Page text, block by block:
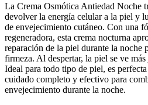
La Crema Osmótica Antiedad Noche
devolver la energía celular a la piel y
de envejecimiento cutáneo. Con una
regeneradora, esta crema nocturna
reparación de la piel durante la noche
firmeza. Al despertar, la piel se ve
Ideal para todo tipo de piel, es
cuidado completo y efectivo para
envejecimiento durante la noche.